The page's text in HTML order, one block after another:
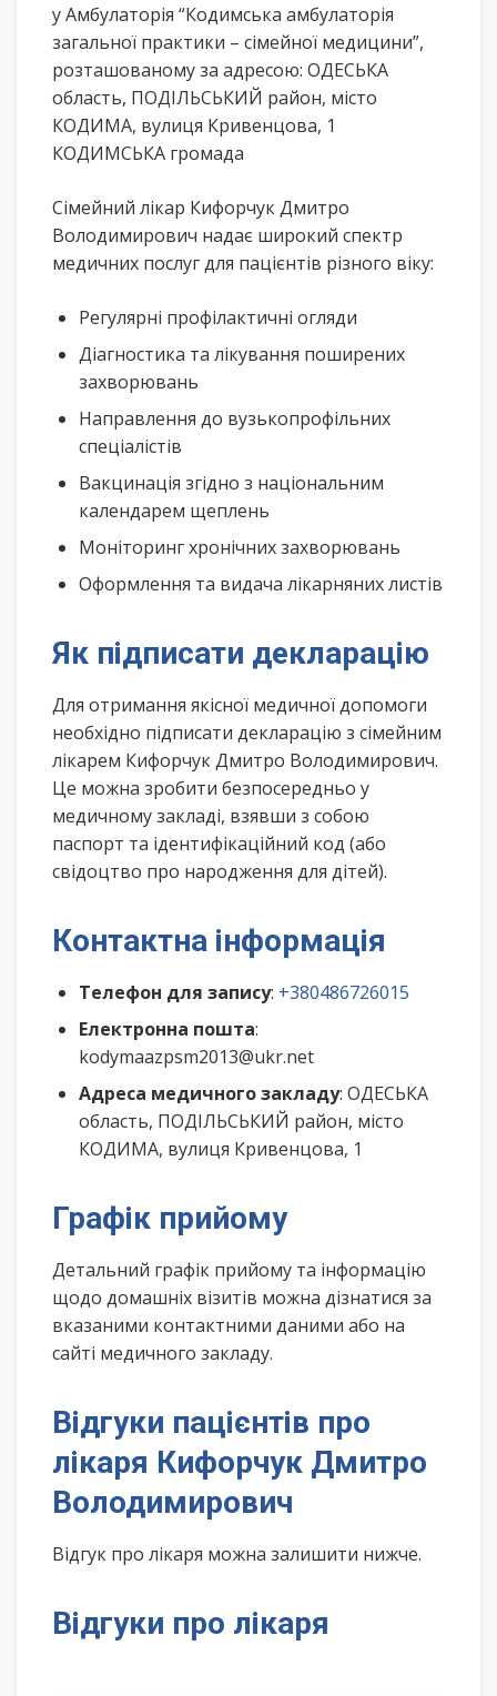
у Амбулаторія “Кодимська амбулаторія
загальної практики – сімейної медицини”,
розташованому за адресою: ОДЕСЬКА
область, ПОДІЛЬСЬКИЙ район, місто
КОДИМА, вулиця Кривенцова, 1
КОДИМСЬКА громада
Сімейний лікар Кифорчук Дмитро
Володимирович надає широкий спектр
медичних послуг для пацієнтів різного віку:
Регулярні профілактичні огляди
Діагностика та лікування поширених
захворювань
Направлення до вузькопрофільних
спеціалістів
Вакцинація згідно з національним
календарем щеплень
Моніторинг хронічних захворювань
Оформлення та видача лікарняних листів
Як підписати декларацію
Для отримання якісної медичної допомоги
необхідно підписати декларацію з сімейним
лікарем Кифорчук Дмитро Володимирович.
Це можна зробити безпосередньо у
медичному закладі, взявши з собою
паспорт та ідентифікаційний код (або
свідоцтво про народження для дітей).
Контактна інформація
Телефон для запису: +380486726015
Електронна пошта:
kodymaazpsm2013@ukr.net
Адреса медичного закладу: ОДЕСЬКА
область, ПОДІЛЬСЬКИЙ район, місто
КОДИМА, вулиця Кривенцова, 1
Графік прийому
Детальний графік прийому та інформацію
щодо домашніх візитів можна дізнатися за
вказаними контактними даними або на
сайті медичного закладу.
Відгуки пацієнтів про
лікаря Кифорчук Дмитро
Володимирович
Відгук про лікаря можна залишити нижче.
Відгуки про лікаря